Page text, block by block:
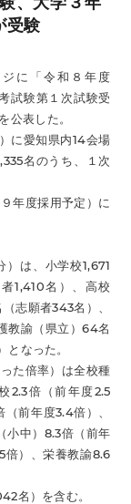
受験
に「令和８年度
試験第１次試験受
公表した。
に愛知県内14会場
名のうち、１次
年度採用予定）に
は、小学校1,671
1,410名）、高校
志願者343名）、
教諭（県立）64名
なった。
た倍率）は全校種
2.3倍（前年度2.5
前年度3.4倍）、
小中）8.3倍（前年
倍）、栄養教諭8.6
名）を含む。